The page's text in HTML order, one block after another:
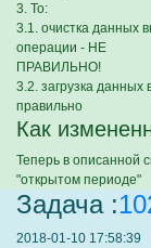
3. То:
3.1. очистка данных
операции - НЕ
ПРАВИЛЬНО!
3.2. загрузка
правильно
Как
Теперь в описанной
"открытом периоде"
Задача :
2018-01-10 17:58:39